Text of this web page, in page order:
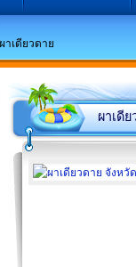
ผาเดียวดาย
ผาเดีย